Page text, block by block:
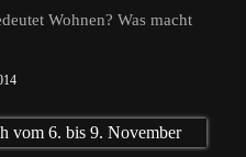
Wohnen? Was macht